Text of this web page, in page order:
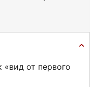
«вид от первого